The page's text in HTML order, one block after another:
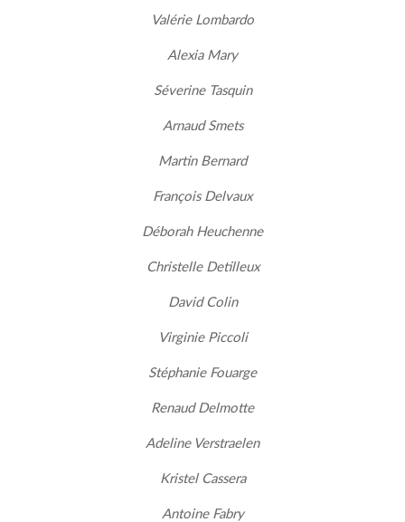
Valérie Lombardo
Alexia Mary
Séverine Tasquin
Arnaud Smets
Martin Bernard
François Delvaux
Déborah Heuchenne
Christelle Detilleux
David Colin
Virginie Piccoli
Stéphanie Fouarge
Renaud Delmotte
Adeline Verstraelen
Kristel Cassera
Antoine Fabry